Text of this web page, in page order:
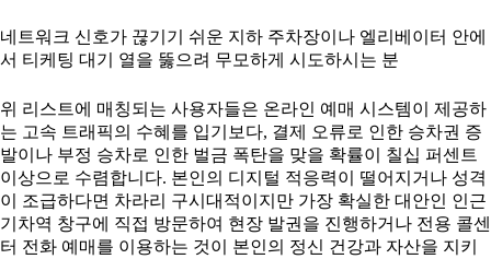
네트워크 신호가 끊기기 쉬운 지하 주차장이나 엘리베이터 안에
서 티케팅 대기 열을 뚫으려 무모하게 시도하시는 분
위 리스트에 매칭되는 사용자들은 온라인 예매 시스템이 제공하
는 고속 트래픽의 수혜를 입기보다, 결제 오류로 인한 승차권 증
발이나 부정 승차로 인한 벌금 폭탄을 맞을 확률이 칠십 퍼센트
이상으로 수렴합니다. 본인의 디지털 적응력이 떨어지거나 성격
이 조급하다면 차라리 구시대적이지만 가장 확실한 대안인 인근
기차역 창구에 직접 방문하여 현장 발권을 진행하거나 전용 콜센
터 전화 예매를 이용하는 것이 본인의 정신 건강과 자산을 지키